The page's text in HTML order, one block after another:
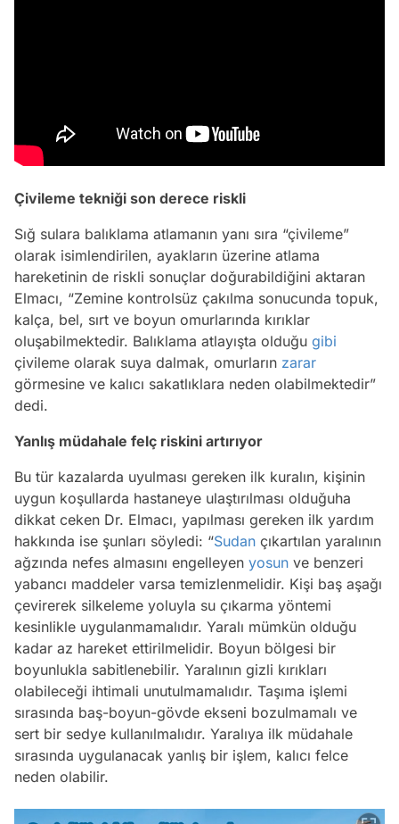
Çivileme tekniği son derece riskli
Sığ sulara balıklama atlamanın yanı sıra “çivileme”
olarak isimlendirilen, ayakların üzerine atlama
hareketinin de riskli sonuçlar doğurabildiğini aktaran
Elmacı, “Zemine kontrolsüz çakılma sonucunda topuk,
kalça, bel, sırt ve boyun omurlarında kırıklar
oluşabilmektedir. Balıklama atlayışta olduğu gibi
çivileme olarak suya dalmak, omurların zarar
görmesine ve kalıcı sakatlıklara neden olabilmektedir”
dedi.
Yanlış müdahale felç riskini artırıyor
Bu tür kazalarda uyulması gereken ilk kuralın, kişinin
uygun koşullarda hastaneye ulaştırılması olduğuha
dikkat ceken Dr. Elmacı, yapılması gereken ilk yardım
hakkında ise şunları söyledi: “Sudan çıkartılan yaralının
ağzında nefes almasını engelleyen yosun ve benzeri
yabancı maddeler varsa temizlenmelidir. Kişi baş aşağı
çevirerek silkeleme yoluyla su çıkarma yöntemi
kesinlikle uygulanmamalıdır. Yaralı mümkün olduğu
kadar az hareket ettirilmelidir. Boyun bölgesi bir
boyunlukla sabitlenebilir. Yaralının gizli kırıkları
olabileceği ihtimali unutulmamalıdır. Taşıma işlemi
sırasında baş-boyun-gövde ekseni bozulmamalı ve
sert bir sedye kullanılmalıdır. Yaralıya ilk müdahale
sırasında uygulanacak yanlış bir işlem, kalıcı felce
neden olabilir.